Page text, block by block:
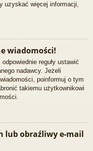
uzyskać więcej informacji,
wiadomości!
reguły ustawić
nadawcy. Jeżeli
poinformuj o tym
takiemu użytkownikowi
lub obraźliwy e-mail